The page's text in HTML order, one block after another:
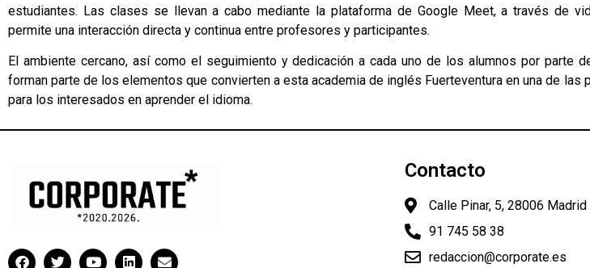
estudiantes. Las clases se llevan a cabo mediante la plataforma de Google Meet, a través de
permite una interacción directa y continua entre profesores y participantes.
El ambiente cercano, así como el seguimiento y dedicación a cada uno de los alumnos por parte
forman parte de los elementos que convierten a esta academia de inglés Fuerteventura en una de las
para los interesados en aprender el idioma.
Contacto
Calle Pinar, 5, 28006 Madrid
91 745 58 38
redaccion@corporate.es